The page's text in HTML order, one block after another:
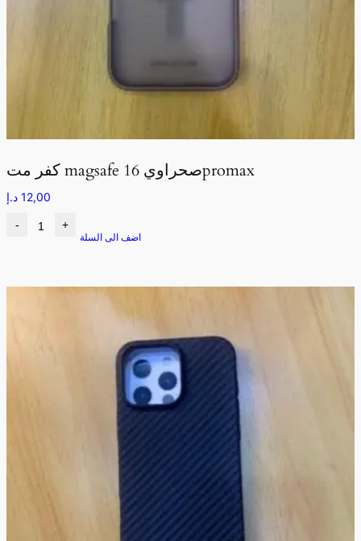
كفر مت magsafe صحراوي 16promax
12,00 د.إ
- +
اضف الى السلة